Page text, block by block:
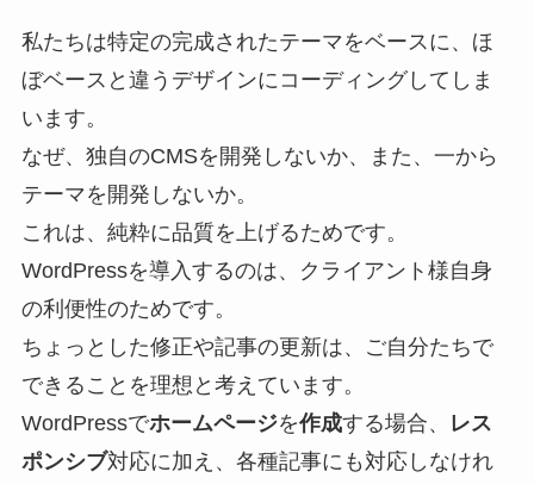
私たちは特定の完成されたテーマをベースに、ほ
ぼベースと違うデザインにコーディングしてしま
います。
なぜ、独自のCMSを開発しないか、また、一から
テーマを開発しないか。
これは、純粋に品質を上げるためです。
WordPressを導入するのは、クライアント様自身
の利便性のためです。
ちょっとした修正や記事の更新は、ご自分たちで
できることを理想と考えています。
WordPressでホームページを作成する場合、
レス
ポンシブ対応に加え、各種記事にも対応しなけれ